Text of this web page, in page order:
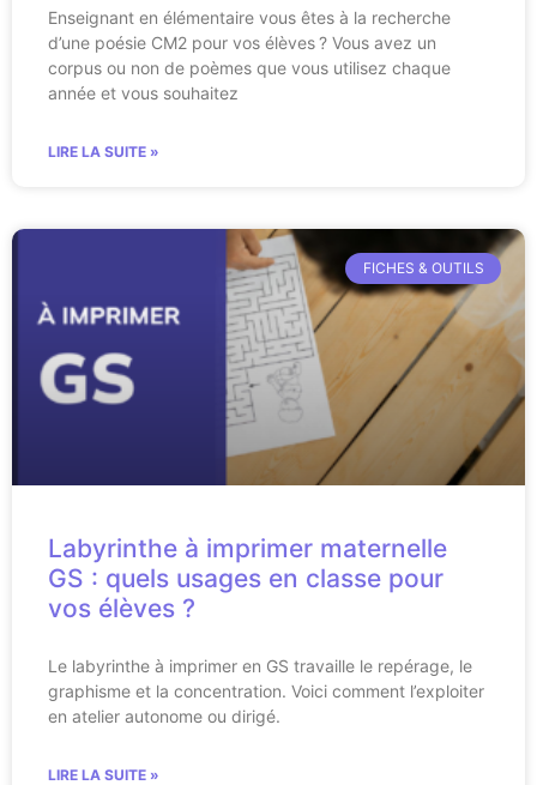
Enseignant en élémentaire vous êtes à la recherche
d’une poésie CM2 pour vos élèves ? Vous avez un
corpus ou non de poèmes que vous utilisez chaque
année et vous souhaitez
LIRE LA SUITE »
FICHES & OUTILS
Labyrinthe à imprimer maternelle
GS : quels usages en classe pour
vos élèves ?
Le labyrinthe à imprimer en GS travaille le repérage, le
graphisme et la concentration. Voici comment l’exploiter
en atelier autonome ou dirigé.
LIRE LA SUITE »